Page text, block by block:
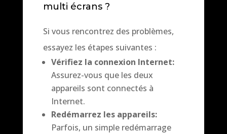
multi écrans ?
Si vous rencontrez des problèmes,
essayez les étapes suivantes :
Vérifiez la connexion Internet:
Assurez-vous que les deux
appareils sont connectés à
Internet.
Redémarrez les appareils:
Parfois, un simple redémarrage